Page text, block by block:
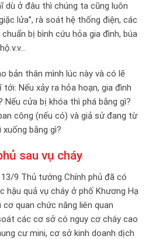
dù ở đâu thì chúng ta cũng luôn
lửa”, rà soát hệ thống điện, các
bị bình cứu hỏa gia đình, búa
bản thân mình lúc này và có lẽ
Nếu xảy ra hỏa hoạn, gia đình
cửa bị khóa thì phá bằng gì?
công (nếu có) và giả sử đang từ
bằng gì?
sau vụ cháy
9 Thủ tướng Chính phủ đã có
hậu quả vụ cháy ở phố Khương Hạ
quan chức năng liên quan
các cơ sở có nguy cơ cháy cao
cư mini, cơ sở kinh doanh dịch